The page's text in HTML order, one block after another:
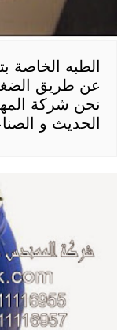
الطبه الخاصة
عن طريق
نحن شركة
الحديث و